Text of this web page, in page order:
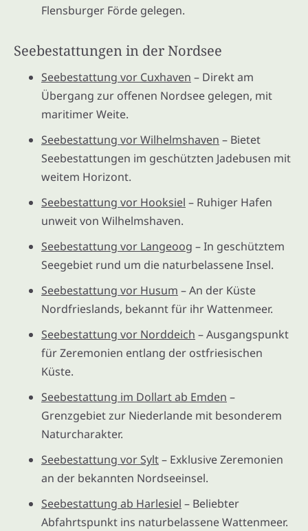
Flensburger Förde gelegen.
Seebestattungen in der Nordsee
Seebestattung vor Cuxhaven – Direkt am
Übergang zur offenen Nordsee gelegen, mit
maritimer Weite.
Seebestattung vor Wilhelmshaven – Bietet
Seebestattungen im geschützten Jadebusen mit
weitem Horizont.
Seebestattung vor Hooksiel – Ruhiger Hafen
unweit von Wilhelmshaven.
Seebestattung vor Langeoog – In geschütztem
Seegebiet rund um die naturbelassene Insel.
Seebestattung vor Husum – An der Küste
Nordfrieslands, bekannt für ihr Wattenmeer.
Seebestattung vor Norddeich – Ausgangspunkt
für Zeremonien entlang der ostfriesischen
Küste.
Seebestattung im Dollart ab Emden –
Grenzgebiet zur Niederlande mit besonderem
Naturcharakter.
Seebestattung vor Sylt– Exklusive Zeremonien
an der bekannten Nordseeinsel.
Seebestattung ab Harlesiel – Beliebter
Abfahrtspunkt ins naturbelassene Wattenmeer.